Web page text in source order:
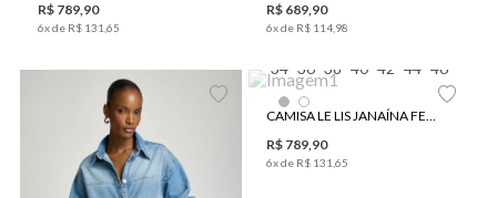
R$ 789,90
6x de R$ 131 65
R$ 689,90
6x de R$ 114 98
34 36 38 40 42 44 46
CAMISA LE LIS JANAÍNA FEMININA
R$ 789,90
6x de R$ 131 65